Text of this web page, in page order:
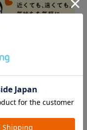
ジと一緒にメールや